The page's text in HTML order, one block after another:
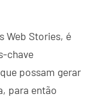
Web Stories, é
chave
possam gerar
para então